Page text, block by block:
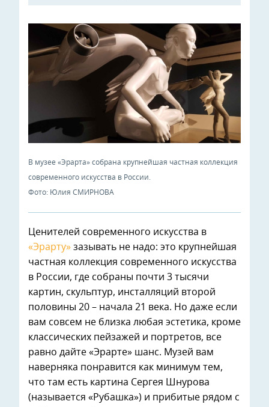
В музее «Эрарта» собрана крупнейшая частная коллекция
современного искусства в России.
Фото: Юлия СМИРНОВА
Ценителей современного искусства в
«Эрарту» зазывать не надо: это крупнейшая
частная коллекция современного искусства
в России, где собраны почти 3 тысячи
картин, скульптур, инсталляций второй
половины 20 – начала 21 века. Но даже если
вам совсем не близка любая эстетика, кроме
классических пейзажей и портретов, все
равно дайте «Эрарте» шанс. Музей вам
наверняка понравится как минимум тем,
что там есть картина Сергея Шнурова
(называется «Рубашка») и прибитые рядом с